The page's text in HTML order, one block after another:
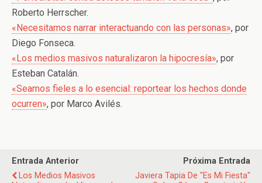
Roberto Herrscher.
«Necesitamos narrar interactuando con las personas», por
Diego Fonseca.
«Los medios masivos naturalizaron la hipocresía», por
Esteban Catalán.
«Seamos fieles a lo esencial: reportear los hechos donde
ocurren», por Marco Avilés.
Entrada Anterior
Los Medios Masivos
Próxima Entrada
Javiera Tapia De "Es Mi Fiesta"